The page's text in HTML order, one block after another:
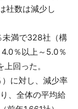
社数は減少し
未満で328社（構
％以上～5.0％
回った。
に対し、減少率
、全体の平均給